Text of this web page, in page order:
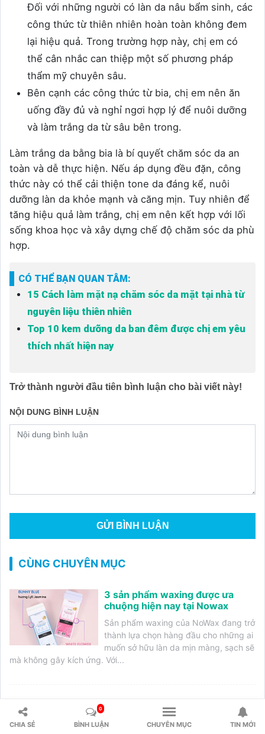
Đối với những người có làn da nâu bẩm sinh, các
công thức từ thiên nhiên hoàn toàn không đem
lại hiệu quả. Trong trường hợp này, chị em có
thể cân nhắc can thiệp một số phương pháp
thẩm mỹ chuyên sâu.
Bên cạnh các công thức từ bia, chị em nên ăn
uống đầy đủ và nghỉ ngơi hợp lý để nuôi dưỡng
và làm trắng da từ sâu bên trong.
Làm trắng da bằng bia là bí quyết chăm sóc da an
toàn và dễ thực hiện. Nếu áp dụng đều đặn, công
thức này có thể cải thiện tone da đáng kể, nuôi
dưỡng làn da khỏe mạnh và căng mịn. Tuy nhiên để
tăng hiệu quả làm trắng, chị em nên kết hợp với lối
sống khoa học và xây dựng chế độ chăm sóc da phù
hợp.
CÓ THỂ BẠN QUAN TÂM:
15 Cách làm mặt nạ chăm sóc da mặt tại nhà từ
nguyên liệu thiên nhiên
Top 10 kem dưỡng da ban đêm được chị em yêu
thích nhất hiện nay
Trở thành người đầu tiên bình luận cho bài viết này!
NỘI DUNG BÌNH LUẬN
CÙNG CHUYÊN MỤC
3 sản phẩm waxing được ưa
chuộng hiện nay tại Nowax
Sản phẩm waxing của NoWax đang trở
thành lựa chọn hàng đầu cho những ai
muốn sở hữu làn da mịn màng, sạch sẽ
mà không gây kích ứng. Với...
Tế bào gốc: Bí quyết làm đẹp và
trẻ hóa làn da
CHIA SẺ
0
BÌNH LUẬN CHUYÊN MỤC TIN MỚI